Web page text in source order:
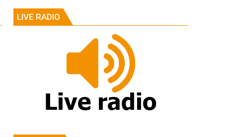
LIVE RADIO